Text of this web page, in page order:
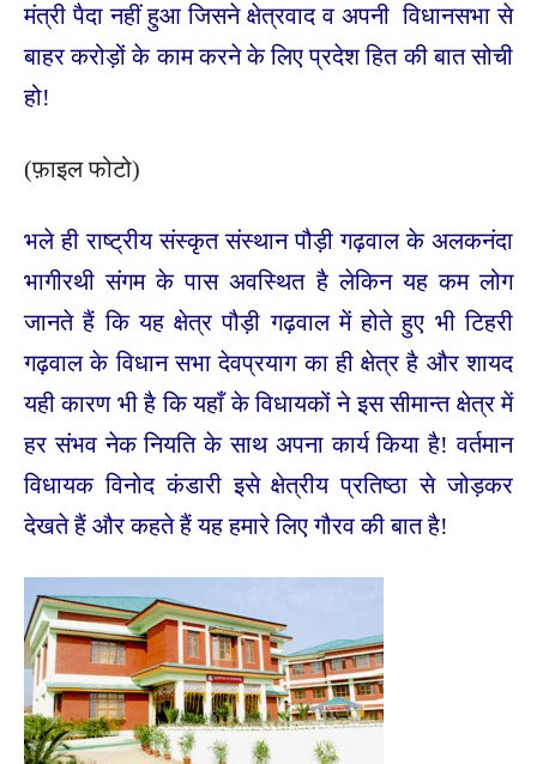
मंत्री पैदा नहीं हुआ जिसने क्षेत्रवाद व अपनी विधानसभा से
बाहर करोड़ों के काम करने के लिए प्रदेश हित की बात सोची
हो!
(फ़ाइल फोटो)
भले ही राष्ट्रीय संस्कृत संस्थान पौड़ी गढ़वाल के अलकनंदा
भागीरथी संगम के पास अवस्थित है लेकिन यह कम लोग
जानते हैं कि यह क्षेत्र पौड़ी गढ़वाल में होते हुए भी टिहरी
गढ़वाल के विधान सभा देवप्रयाग का ही क्षेत्र है और शायद
यही कारण भी है कि यहाँ के विधायकों ने इस सीमान्त क्षेत्र में
हर संभव नेक नियति के साथ अपना कार्य किया है! वर्तमान
विधायक विनोद कंडारी इसे क्षेत्रीय प्रतिष्ठा से जोड़कर
देखते हैं और कहते हैं यह हमारे लिए गौरव की बात है!